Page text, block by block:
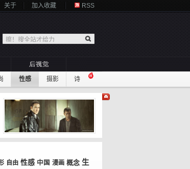
关于 加入收藏 RSS
性感 摄影 诗
自由 性感 中国 漫画 概念 生